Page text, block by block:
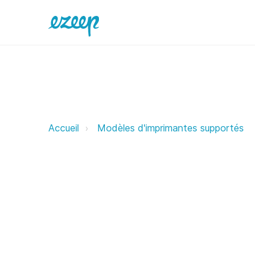
Casio ezeep Support Support
Accueil Modèles d'imprimantes supportés